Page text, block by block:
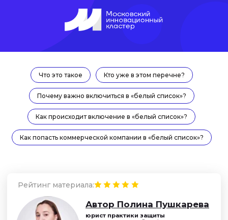
Что это такое Кто уже в этом перечне?
Почему важно включиться в «белый список»?
Как происходит включение в «белый список»?
Как попасть коммерческой компании в «белый список»?
Рейтинг материала:
юрист практики защиты
Задать вопрос эксперту